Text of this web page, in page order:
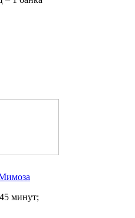
45 минут;